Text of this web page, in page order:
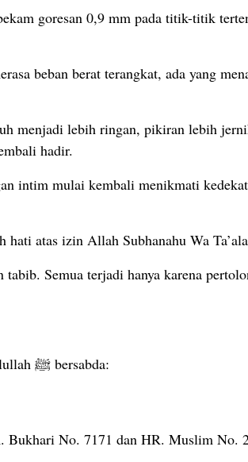
goresan 0,9 mm pada titik-titik
beban berat terangkat, ada yang
menjadi lebih ringan, pikiran lebih
hadir.
intim mulai kembali menikmati
hati atas izin Allah Subhanahu Wa
Semua terjadi hanya karena
Dalam sebuah hadis shahih yang diriwayatkan oleh Imam Bukhari dan Imam Muslim, Rasulullah ﷺ bersabda:
Bukhari No. 7171 dan HR. Muslim No.